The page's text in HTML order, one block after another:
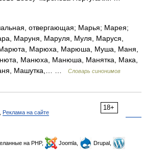
отвергающая; Марья; Марея;
Маруня, Маруля, Муля, Маруся,
Марюха, Марюша, Муша, Маня,
Манюха, Манюша, Манятка, Мака,
Машутка,… …
Словарь синонимов
18+
Реклама на сайте
на PHP, Joomla,
Drupal,